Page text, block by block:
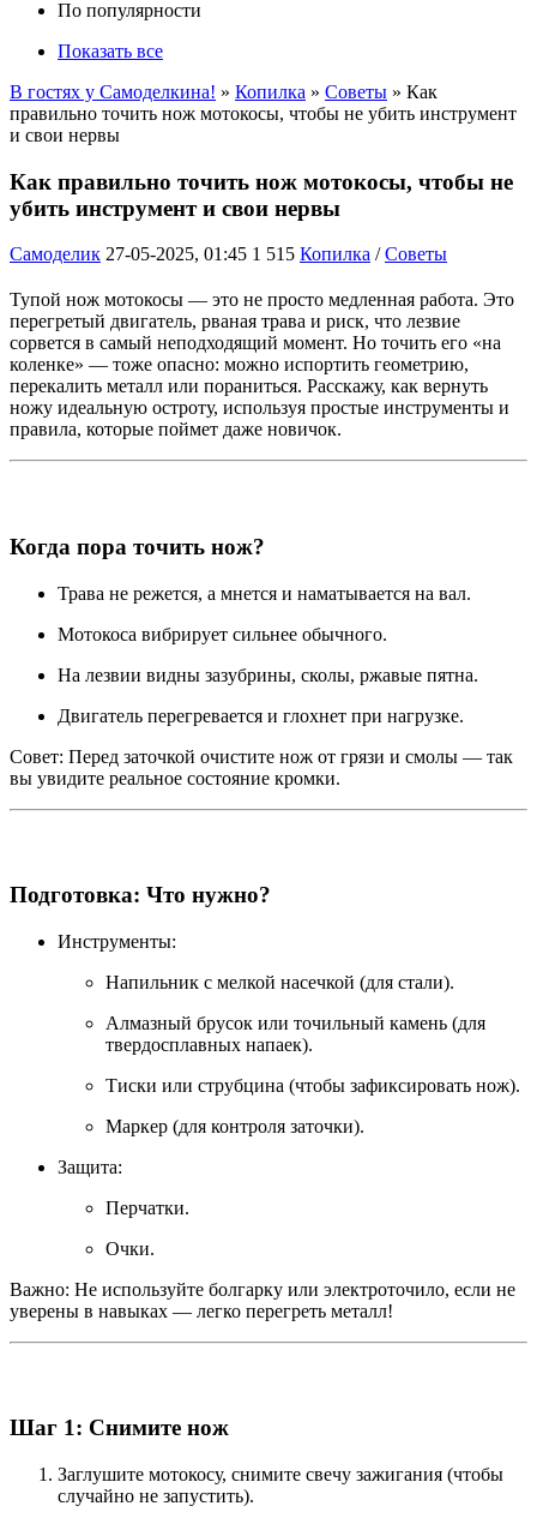
По популярности
Показать все
В гостях у Самоделкина! » Копилка » Советы » Как
правильно точить нож мотокосы, чтобы не убить инструмент
и свои нервы
Как правильно точить нож мотокосы, чтобы не
убить инструмент и свои нервы
Самоделик 27-05-2025, 01:45 1 515 Копилка /Советы
Тупой нож мотокосы — это не просто медленная работа. Это
перегретый двигатель, рваная трава и риск, что лезвие
сорвется в самый неподходящий момент. Но точить его «на
коленке» — тоже опасно: можно испортить геометрию,
перекалить металл или пораниться. Расскажу, как вернуть
ножу идеальную остроту, используя простые инструменты и
правила, которые поймет даже новичок.
Когда пора точить нож?
Трава не режется, а мнется и наматывается на вал.
Мотокоса вибрирует сильнее обычного.
На лезвии видны зазубрины, сколы, ржавые пятна.
Двигатель перегревается и глохнет при нагрузке.
Совет: Перед заточкой очистите нож от грязи и смолы — так
вы увидите реальное состояние кромки.
Подготовка: Что нужно?
Инструменты:
Напильник с мелкой насечкой (для стали).
Алмазный брусок или точильный камень (для
твердосплавных напаек).
Тиски или струбцина (чтобы зафиксировать нож).
Маркер (для контроля заточки).
Защита:
Перчатки.
Очки.
Важно: Не используйте болгарку или электроточило, если не
уверены в навыках — легко перегреть металл!
Шаг 1: Снимите нож
Заглушите мотокосу, снимите свечу зажигания (чтобы
случайно не запустить).